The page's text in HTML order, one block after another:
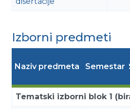
Izborni predmeti
Naziv predmeta Semestar
Tematski izborni blok 1